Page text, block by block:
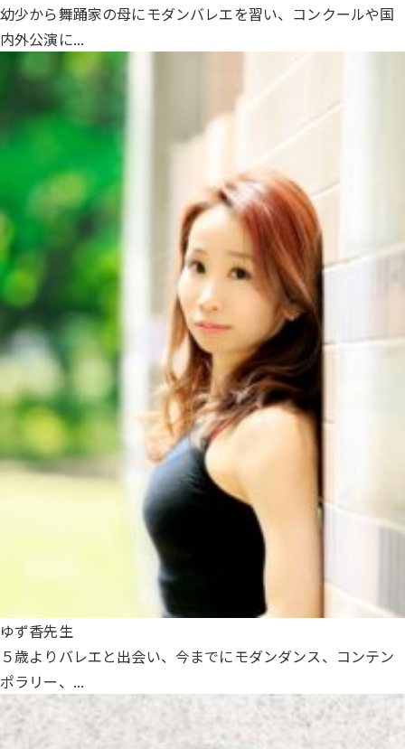
幼少から舞踊家の母にモダンバレエを習い、コンクールや国
内外公演に...
ゆず香先生
５歳よりバレエと出会い、今までにモダンダンス、コンテン
ポラリー、...